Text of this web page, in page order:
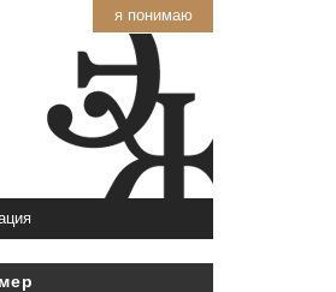
я понимаю